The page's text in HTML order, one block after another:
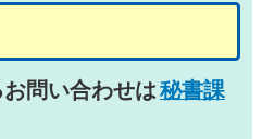
問い合わせは秘書課